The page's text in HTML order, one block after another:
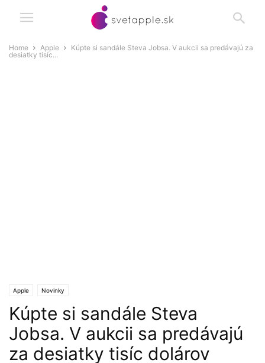
Home Apple
Kúpte si sandále Steva Jobsa. V aukcii sa predávajú za
desiatky tisíc...
Apple Novinky
Kúpte si sandále Steva
Jobsa. V aukcii sa predávajú
za desiatky tisíc dolárov